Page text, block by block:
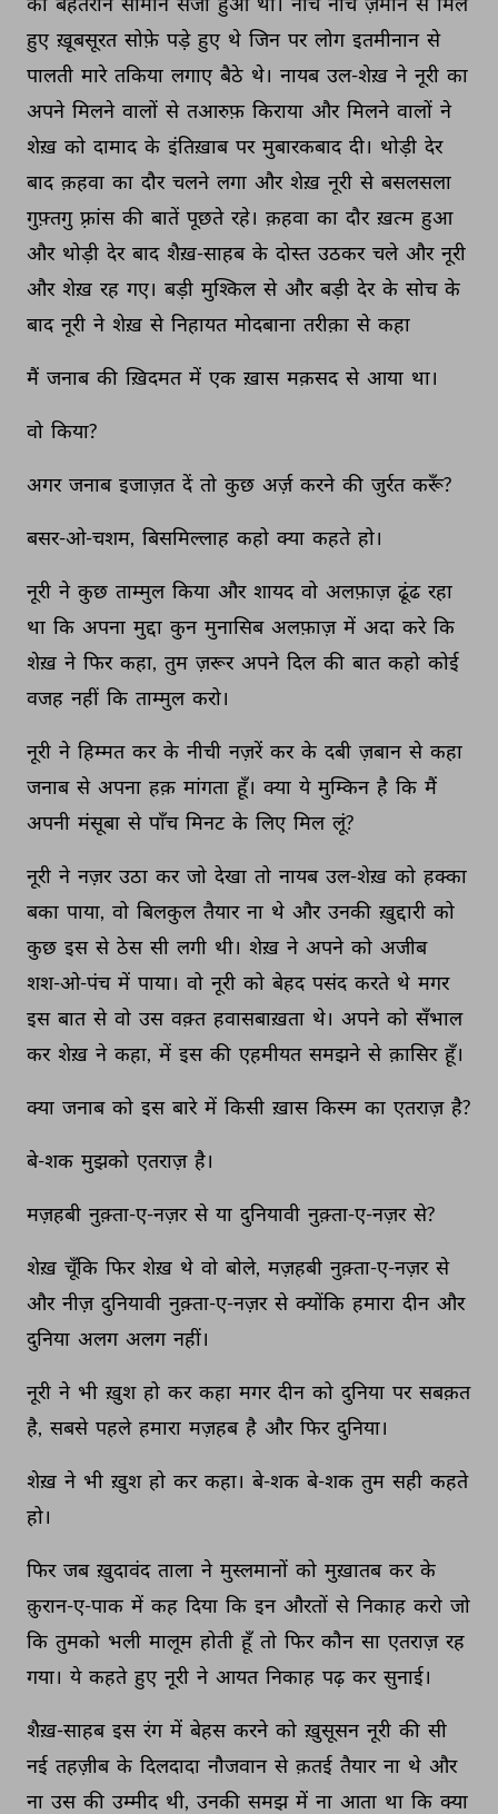
हुए ख़ूबसूरत सोफ़े पड़े हुए थे जिन पर लोग इतमीनान से
पालती मारे तकिया लगाए बैठे थे। नायब उल-शेख़ ने नूरी का
अपने मिलने वालों से तआरुफ़ किराया और मिलने वालों ने
शेख़ को दामाद के इंतिख़ाब पर मुबारकबाद दी। थोड़ी देर
बाद क़हवा का दौर चलने लगा और शेख़ नूरी से बसलसला
गुफ़्तगु फ़्रांस की बातें पूछते रहे। क़हवा का दौर ख़त्म हुआ
और थोड़ी देर बाद शैख़-साहब के दोस्त उठकर चले और नूरी
और शेख़ रह गए। बड़ी मुश्किल से और बड़ी देर के सोच के
बाद नूरी ने शेख़ से निहायत मोदबाना तरीक़ा से कहा
मैं जनाब की ख़िदमत में एक ख़ास मक़सद से आया था।
वो किया?
अगर जनाब इजाज़त दें तो कुछ अर्ज़ करने की जुर्रत करूँ?
बसर-ओ-चशम, बिसमिल्लाह कहो क्या कहते हो।
नूरी ने कुछ ताम्मुल किया और शायद वो अलफ़ाज़ ढूंढ रहा
था कि अपना मुद्दा कुन मुनासिब अलफ़ाज़ में अदा करे कि
शेख़ ने फिर कहा, तुम ज़रूर अपने दिल की बात कहो कोई
वजह नहीं कि ताम्मुल करो।
नूरी ने हिम्मत कर के नीची नज़रें कर के दबी ज़बान से कहा
जनाब से अपना हक़ मांगता हूँ। क्या ये मुम्किन है कि मैं
अपनी मंसूबा से पाँच मिनट के लिए मिल लूं?
नूरी ने नज़र उठा कर जो देखा तो नायब उल-शेख़ को हक्का
बका पाया, वो बिलकुल तैयार ना थे और उनकी ख़ुद्दारी को
कुछ इस से ठेस सी लगी थी। शेख़ ने अपने को अजीब
शश-ओ-पंच में पाया। वो नूरी को बेहद पसंद करते थे मगर
इस बात से वो उस वक़्त हवासबाख़ता थे। अपने को सँभाल
कर शेख़ ने कहा, में इस की एहमीयत समझने से क़ासिर हूँ।
क्या जनाब को इस बारे में किसी ख़ास किस्म का एतराज़ है?
बे-शक मुझको एतराज़ है।
मज़हबी नुक़्ता-ए-नज़र से या दुनियावी नुक़्ता-ए-नज़र से?
शेख़ चूँकि फिर शेख़ थे वो बोले, मज़हबी नुक़्ता-ए-नज़र से
और नीज़ दुनियावी नुक़्ता-ए-नज़र से क्योंकि हमारा दीन और
दुनिया अलग अलग नहीं।
नूरी ने भी ख़ुश हो कर कहा मगर दीन को दुनिया पर सबक़त
है, सबसे पहले हमारा मज़हब है और फिर दुनिया।
शेख़ ने भी ख़ुश हो कर कहा। बे-शक बे-शक तुम सही कहते
हो।
फिर जब ख़ुदावंद ताला ने मुस्लमानों को मुख़ातब कर के
क़ुरान-ए-पाक में कह दिया कि इन औरतों से निकाह करो जो
कि तुमको भली मालूम होती हूँ तो फिर कौन सा एतराज़ रह
गया। ये कहते हुए नूरी ने आयत निकाह पढ़ कर सुनाई।
शैख़-साहब इस रंग में बेहस करने को ख़ुसूसन नूरी की सी
नई तहज़ीब के दिलदादा नौजवान से क़तई तैयार ना थे और
ना उस की उम्मीद थी, उनकी समझ में ना आता था कि क्या